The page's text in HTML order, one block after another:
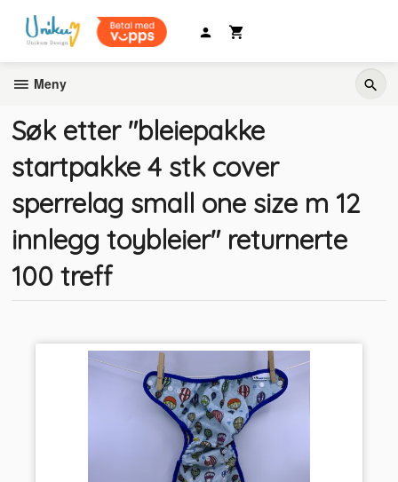
innholdet
Meny
Søk etter "bleiepakke
startpakke 4 stk cover
sperrelag small one size m 12
innlegg toybleier" returnerte
100 treff